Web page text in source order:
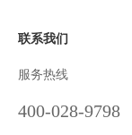
联系我们
服务热线
400-028-9798